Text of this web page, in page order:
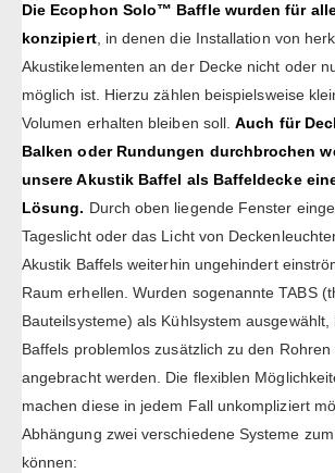
Die Ecophon Solo™ Baffle wurden für
konzipiert, in denen die Installation von
Akustikelementen an der Decke nicht oder
möglich ist. Hierzu zählen beispielsweise
Volumen erhalten bleiben soll.Auch für
Balken oder Rundungen durchbrochen
unsere Akustik Baffel als Baffeldecke
Lösung. Durch oben liegende Fenster
Tageslicht oder das Licht von
Akustik Baffels weiterhin ungehindert
Raum erhellen. Wurden sogenannte TABS
Bauteilsysteme) als Kühlsystem ausgewählt,
Baffels problemlos zusätzlich zu den
angebracht werden. Die flexiblen
machen diese in jedem Fall unkompliziert
Abhängung zwei verschiedene Systeme
können: